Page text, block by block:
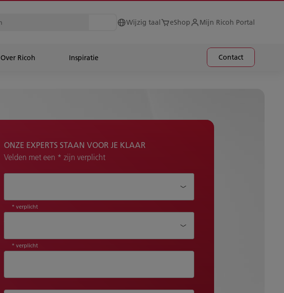
Wijzig taal eShop Mijn Ricoh Portal
Over Ricoh Inspiratie Contact
ONZE EXPERTS STAAN VOOR JE KLAAR
Velden met een * zijn verplicht
* verplicht
* verplicht